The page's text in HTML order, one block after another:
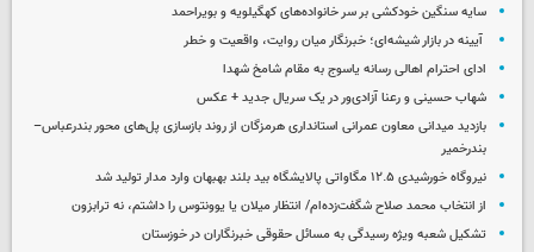
سایه سنگین خودکشی بر سر خانواده‌های کهگیلویه و بویراحمد
آیینه در بازار شیشه‌ای؛ خبرنگار میان روایت، واقعیت و خطر
ادای احترام اهالی رسانه یاسوج به مقام شامخ شهدا
شهاب حسینی و رعنا آزادی‌ور در یک سریال جدید + عکس
بازدید میدانی معاون عمرانی استانداری هرمزگان از روند بازسازی پل‌های محور بندرعباس–
بندرخمیر
نیروگاه خورشیدی ۱۲.۵ مگاواتی پالایشگاه بید بلند بهبهان وارد مدار تولید شد
از انتخاب محمد صلاح شگفت‌زده‌ام/ انتظار میلان یا یوونتوس را داشتم، نه ترابزون
تشکیل شعبه ویژه رسیدگی به مسائل حقوقی خبرنگاران در خوزستان